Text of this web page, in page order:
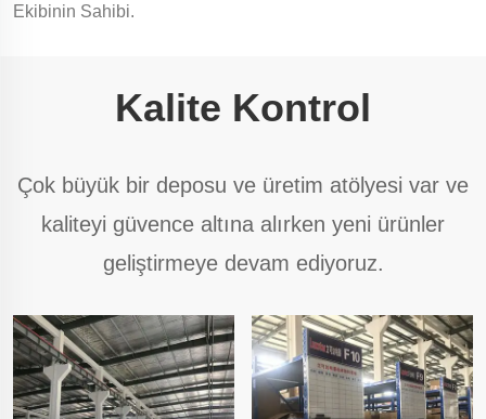
Ekibinin Sahibi.
Kalite Kontrol
Çok büyük bir deposu ve üretim atölyesi var ve
kaliteyi güvence altına alırken yeni ürünler
geliştirmeye devam ediyoruz.